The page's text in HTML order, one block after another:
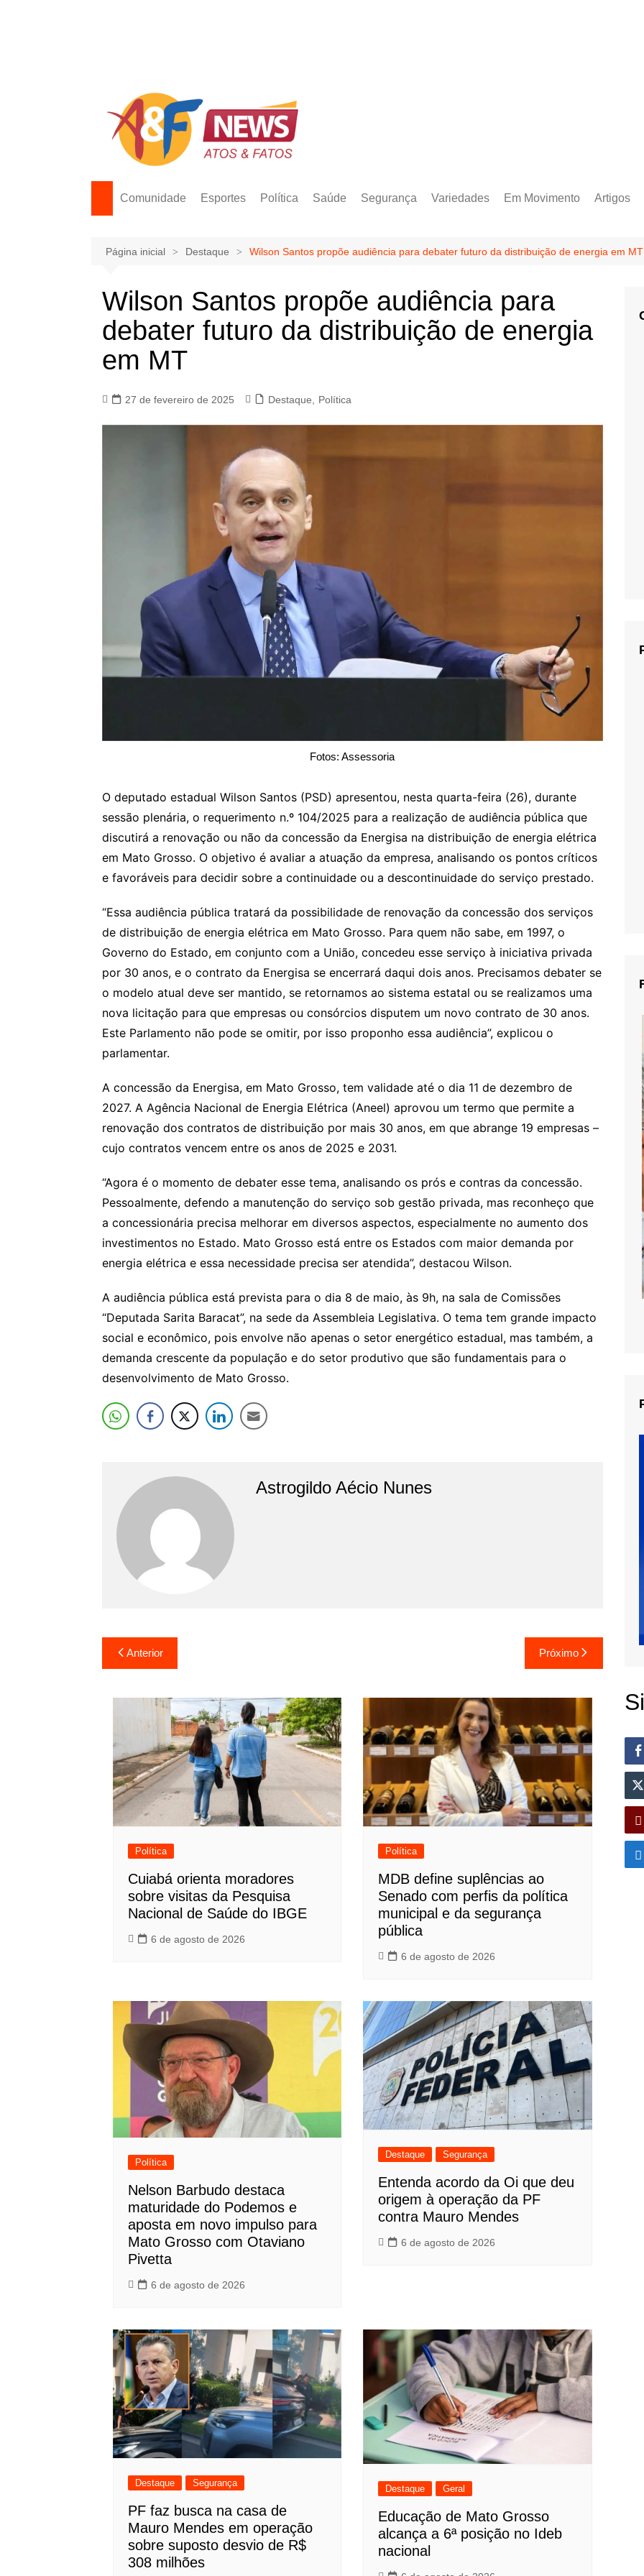
Comunidade Esportes Política Saúde Segurança Variedades Em Movimento Artigos
Página inicial Destaque Wilson Santos propõe audiência para debater futuro da distribuição de energia em MT
Wilson Santos propõe audiência para
debater futuro da distribuição de energia
em MT
27 de fevereiro de 2025 Destaque Política
Fotos: Assessoria
O deputado estadual Wilson Santos (PSD) apresentou, nesta quarta-feira (26), durante
sessão plenária, o requerimento n.º 104/2025 para a realização de audiência pública que
discutirá a renovação ou não da concessão da Energisa na distribuição de energia elétrica
em Mato Grosso. O objetivo é avaliar a atuação da empresa, analisando os pontos críticos
e favoráveis para decidir sobre a continuidade ou a descontinuidade do serviço prestado.
“Essa audiência pública tratará da possibilidade de renovação da concessão dos serviços
de distribuição de energia elétrica em Mato Grosso. Para quem não sabe, em 1997, o
Governo do Estado, em conjunto com a União, concedeu esse serviço à iniciativa privada
por 30 anos, e o contrato da Energisa se encerrará daqui dois anos. Precisamos debater se
o modelo atual deve ser mantido, se retornamos ao sistema estatal ou se realizamos uma
nova licitação para que empresas ou consórcios disputem um novo contrato de 30 anos.
Este Parlamento não pode se omitir, por isso proponho essa audiência”, explicou o
parlamentar.
A concessão da Energisa, em Mato Grosso, tem validade até o dia 11 de dezembro de
2027. A Agência Nacional de Energia Elétrica (Aneel) aprovou um termo que permite a
renovação dos contratos de distribuição por mais 30 anos, em que abrange 19 empresas –
cujo contratos vencem entre os anos de 2025 e 2031.
“Agora é o momento de debater esse tema, analisando os prós e contras da concessão.
Pessoalmente, defendo a manutenção do serviço sob gestão privada, mas reconheço que
a concessionária precisa melhorar em diversos aspectos, especialmente no aumento dos
investimentos no Estado. Mato Grosso está entre os Estados com maior demanda por
energia elétrica e essa necessidade precisa ser atendida”, destacou Wilson.
A audiência pública está prevista para o dia 8 de maio, às 9h, na sala de Comissões
“Deputada Sarita Baracat”, na sede da Assembleia Legislativa. O tema tem grande impacto
social e econômico, pois envolve não apenas o setor energético estadual, mas também, a
demanda crescente da população e do setor produtivo que são fundamentais para o
desenvolvimento de Mato Grosso.
Astrogildo Aécio Nunes
Navegação
de
Post
Anterior Próximo
Política
Cuiabá orienta moradores
sobre visitas da Pesquisa
Nacional de Saúde do IBGE
6 de agosto de 2026
Política
MDB define suplências ao
Senado com perfis da política
municipal e da segurança
pública
6 de agosto de 2026
Política
Nelson Barbudo destaca
maturidade do Podemos e
aposta em novo impulso para
Mato Grosso com Otaviano
Pivetta
6 de agosto de 2026
Destaque Segurança
Entenda acordo da Oi que deu
origem à operação da PF
contra Mauro Mendes
6 de agosto de 2026
Destaque Segurança
PF faz busca na casa de
Mauro Mendes em operação
sobre suposto desvio de R$
308 milhões
Destaque Geral
Educação de Mato Grosso
alcança a 6ª posição no Ideb
nacional